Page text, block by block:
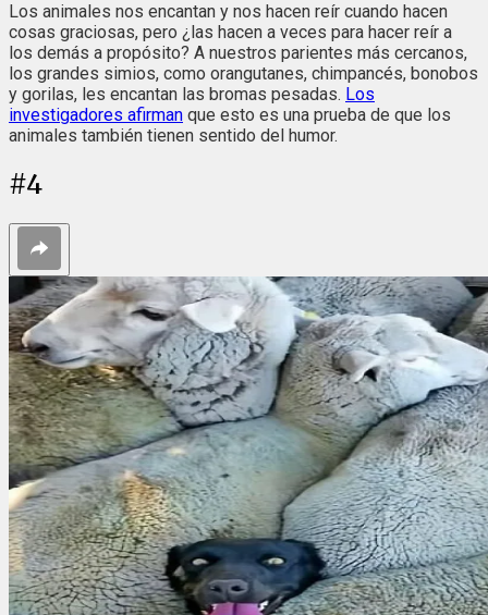
Los animales nos encantan y nos hacen reír cuando hacen
cosas graciosas, pero ¿las hacen a veces para hacer reír a
los demás a propósito? A nuestros parientes más cercanos,
los grandes simios, como orangutanes, chimpancés, bonobos
y gorilas, les encantan las bromas pesadas. Los
investigadores afirman que esto es una prueba de que los
animales también tienen sentido del humor.
#4